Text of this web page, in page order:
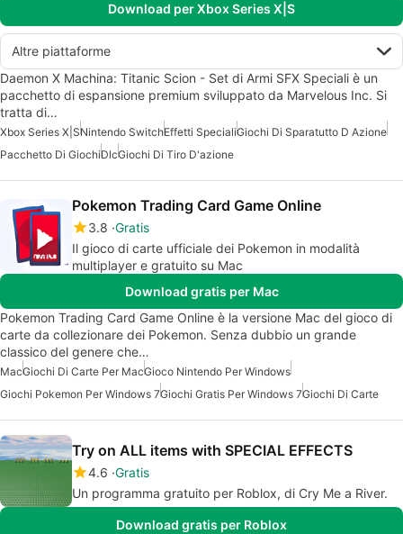
Download per Xbox Series X|S
Altre piattaforme
Daemon X Machina: Titanic Scion - Set di Armi SFX Speciali è un
pacchetto di espansione premium sviluppato da Marvelous Inc. Si
tratta di…
Xbox Series X|SNintendo SwitchEffetti SpecialiGiochi Di Sparatutto D Azione
Pacchetto Di GiochiDlcGiochi Di Tiro D'azione
Pokemon Trading Card Game Online
3.8 Gratis
Il gioco di carte ufficiale dei Pokemon in modalità
multiplayer e gratuito su Mac
Download gratis per Mac
Pokemon Trading Card Game Online è la versione Mac del gioco di
carte da collezionare dei Pokemon. Senza dubbio un grande
classico del genere che…
MacGiochi Di Carte Per MacGioco Nintendo Per Windows
Giochi Pokemon Per Windows 7Giochi Gratis Per Windows 7Giochi Di Carte
Try on ALL items with SPECIAL EFFECTS
4.6 Gratis
Un programma gratuito per Roblox, di Cry Me a River.
Download gratis per Roblox